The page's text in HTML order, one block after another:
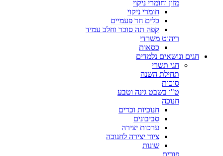
מזון וחומרי ניקוי
חומרי ניקוי
כלים חד פעמיים
קפה תה סוכר וחלב עמיד
ריהוט משרדי
כסאות
חגים ונושאים נלמדים
חגי תשרי
תחילת השנה
סוכות
ט"ו בשבט גינה וטבע
חנוכה
חנוכיות וכדים
סביבונים
ערכות יצירה
ציוד יצירה לחנוכה
שונות
פורים